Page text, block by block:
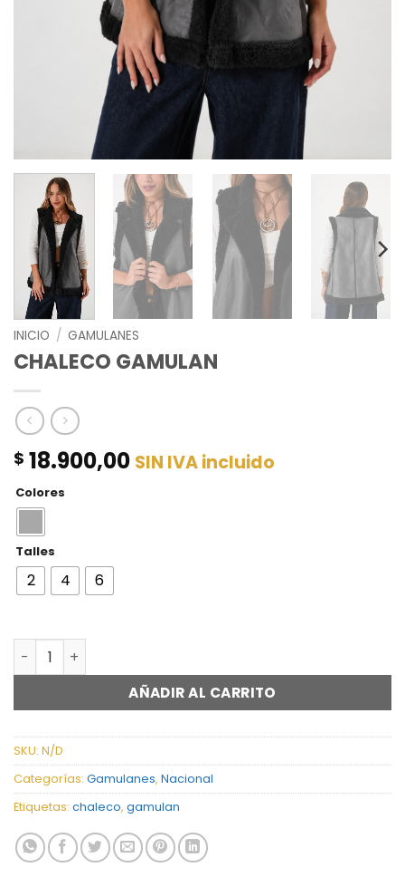
INICIO / GAMULANES
CHALECO GAMULAN
$ 18.900,00 SIN IVA incluido
Colores
Talles
2 4 6
CHALECO GAMULAN cantidad
AÑADIR AL CARRITO
SKU: N/D
Categorías: Gamulanes, Nacional
Etiquetas: chaleco, gamulan